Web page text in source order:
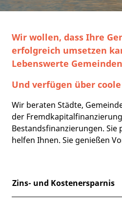
Wir wollen, dass Ihre
erfolgreich umsetzen
Lebenswerte
Und verfügen über
Wir beraten Städte,
der
Bestandsfinanzierungen. Sie
helfen Ihnen. Sie genießen
Zins- und Kostenersparnis